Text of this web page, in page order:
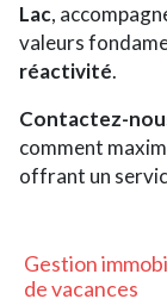
Lac,
valeurs
réactivité.
Contactez-
comment
offrant un
Gestion
de vacances